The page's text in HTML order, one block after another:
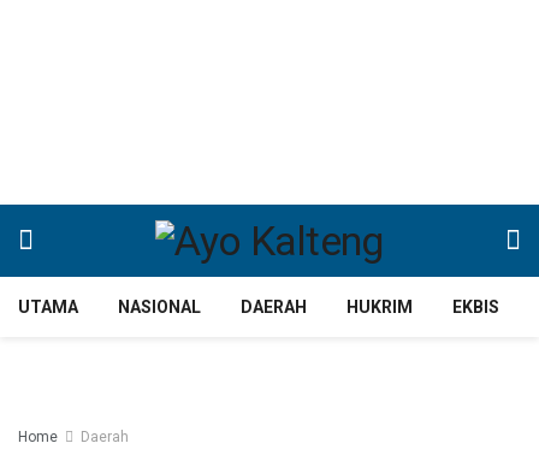
UTAMA NASIONAL DAERAH HUKRIM EKBIS
Home Daerah